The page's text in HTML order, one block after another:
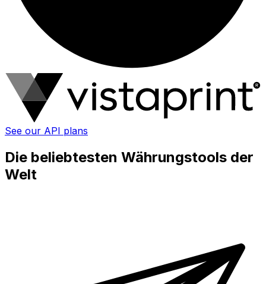
See our API plans
Die beliebtesten Währungstools der
Welt